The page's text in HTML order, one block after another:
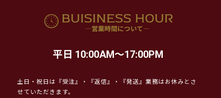
平日 10:00AM～17:00PM
土日・祝日は『受注』・『返信』・『発送』業務はお休みとさ
せていただきます。